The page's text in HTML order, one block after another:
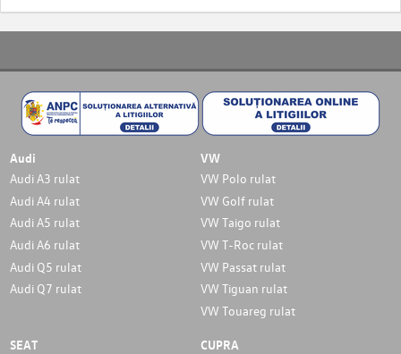
Audi
Audi A3 rulat
Audi A4 rulat
Audi A5 rulat
Audi A6 rulat
Audi Q5 rulat
Audi Q7 rulat
VW
VW Polo rulat
VW Golf rulat
VW Taigo rulat
VW T-Roc rulat
VW Passat rulat
VW Tiguan rulat
VW Touareg rulat
SEAT CUPRA